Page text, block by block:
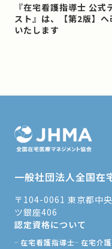
『在宅看護指導士 公式
スト』は、【第2版】へ
いたします
一般社団法人全国在
〒104-0061 東京都中
ツ銀座406
認定資格について
在宅看護指導士 在宅介